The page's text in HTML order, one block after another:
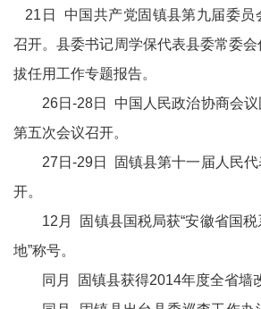
21日 中国共产党固镇县第九届委员
召开。县委书记周学保代表县委常委
拔任用工作专题报告。
26日-28日 中国人民政治协商会
第五次会议召开。
27日-29日 固镇县第十一届人民
开。
12月 固镇县国税局获“安徽省国
地”称号。
同月 固镇县获得2014年度全省墙